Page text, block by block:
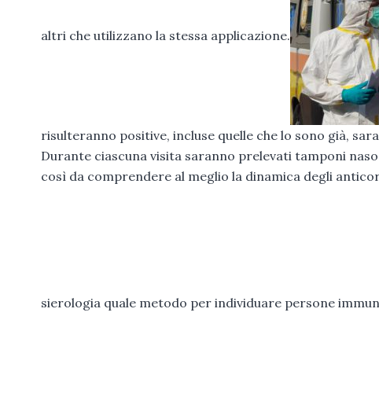
altri che utilizzano la stessa applicazione.
risulteranno positive, incluse quelle che lo sono già,
Durante ciascuna visita saranno prelevati tamponi
così da comprendere al meglio la dinamica degli
sierologia quale metodo per individuare persone